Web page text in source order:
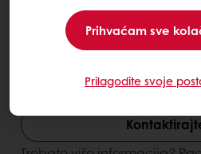
Easy Ciabatta
Prihvaćam sve
Prilagodite svoje